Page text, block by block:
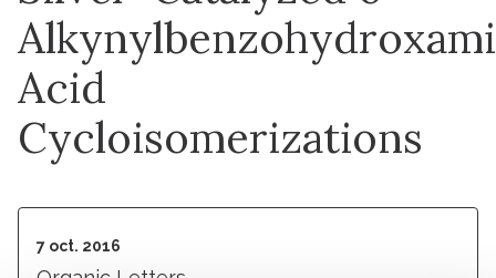
Acid
Cycloisomerizations
7 oct. 2016